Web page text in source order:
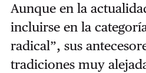
Aunque en la
incluirse en la
radical”, sus
tradiciones muy